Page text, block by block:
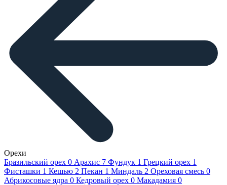
Орехи
Бразильский орех 0 Арахис 7 Фундук 1 Грецкий орех 1
Фисташки 1 Кешью 2 Пекан 1 Миндаль 2 Ореховая смесь 0
Абрикосовые ядра 0 Кедровый орех 0 Макадамия 0